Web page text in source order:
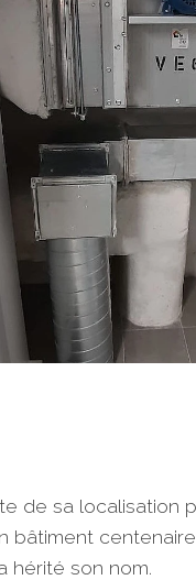
de sa
bâtiment
hérité son nom.